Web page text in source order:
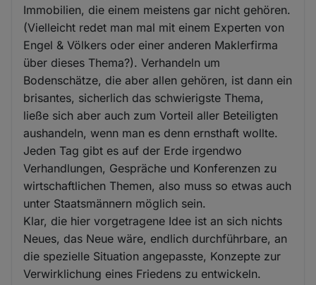
Immobilien, die einem meistens gar nicht gehören.
(Vielleicht redet man mal mit einem Experten von
Engel & Völkers oder einer anderen Maklerfirma
über dieses Thema?). Verhandeln um
Bodenschätze, die aber allen gehören, ist dann ein
brisantes, sicherlich das schwierigste Thema,
ließe sich aber auch zum Vorteil aller Beteiligten
aushandeln, wenn man es denn ernsthaft wollte.
Jeden Tag gibt es auf der Erde irgendwo
Verhandlungen, Gespräche und Konferenzen zu
wirtschaftlichen Themen, also muss so etwas auch
unter Staatsmännern möglich sein.
Klar, die hier vorgetragene Idee ist an sich nichts
Neues, das Neue wäre, endlich durchführbare, an
die spezielle Situation angepasste, Konzepte zur
Verwirklichung eines Friedens zu entwickeln.